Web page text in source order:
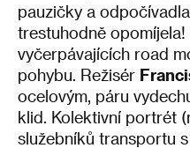
pauzičky a
trestuhodně opomíjela!
vyčerpávajících road
pohybu. Režisér
ocelovým, páru
klid. Kolektivní portrét
služebníků transportu